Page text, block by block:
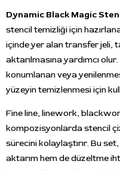
Dynamic Black Magic
stencil temizliği için
içinde yer alan transfer jeli,
aktarılmasına yardımcı
konumlanan veya
yüzeyin temizlenmesi için
Fine line, linework,
kompozisyonlarda stencil
sürecini kolaylaştırır. Bu set,
aktarım hem de düzeltme